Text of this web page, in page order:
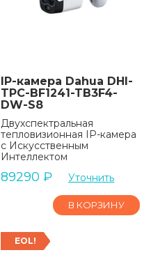
IP-камера Dahua DHI-
TPC-BF1241-TB3F4-
DW-S8
Двухспектральная
тепловизионная IP-камера
с Искусственным
Интеллектом
89290 ₽ Уточнить
В КОРЗИНУ
EOL!